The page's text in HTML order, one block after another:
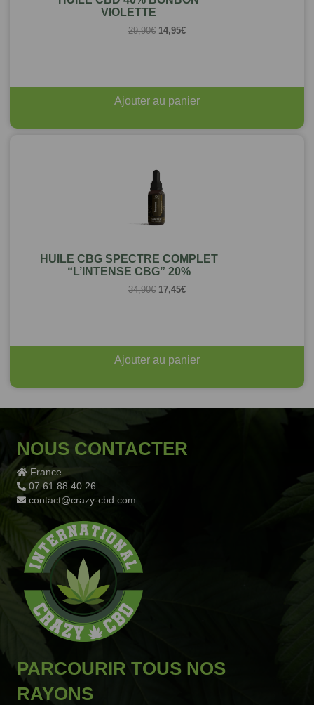
VIOLETTE
29,90€ Le
14,95€Le
Ajouter au panier
HUILE CBG SPECTRE COMPLET
“L’INTENSE CBG” 20%
34,90€ Le
17,45€Le
Ajouter au panier
NOUS CONTACTER
France
07 61 88 40 26
contact@crazy-cbd.com
PARCOURIR TOUS NOS
RAYONS